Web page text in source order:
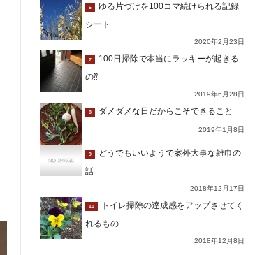
6
ゆる片づけを100コマ続けられる記録
シート
2020年2月23日
7
100日掃除で本当にラッキーが起きる
の⁇
2019年6月28日
8 ダメダメな日だからこそできること
2019年1月8日
9
どうでもいいようで案外大事な雑巾の
話
2018年12月17日
10
トイレ掃除の達成感をアップさせてく
れるもの
2018年12月8日